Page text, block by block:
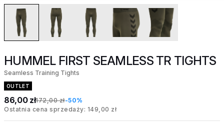
HUMMEL FIRST SEAMLESS TR TIGHTS
Seamless Training Tights
OUTLET
86,00 zł172,00 zł-50%
Ostatnia cena sprzedaży: 149,00 zł